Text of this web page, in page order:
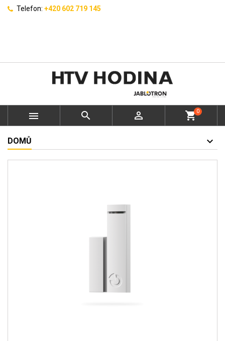
Telefon: +420 602 719 145
   shopping_cart0
DOMŮ